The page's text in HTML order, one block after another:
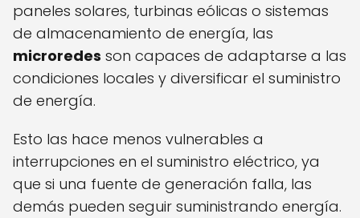
paneles solares, turbinas eólicas o sistemas
de almacenamiento de energía, las
microredes son capaces de adaptarse a las
condiciones locales y diversificar el suministro
de energía.
Esto las hace menos vulnerables a
interrupciones en el suministro eléctrico, ya
que si una fuente de generación falla, las
demás pueden seguir suministrando energía.